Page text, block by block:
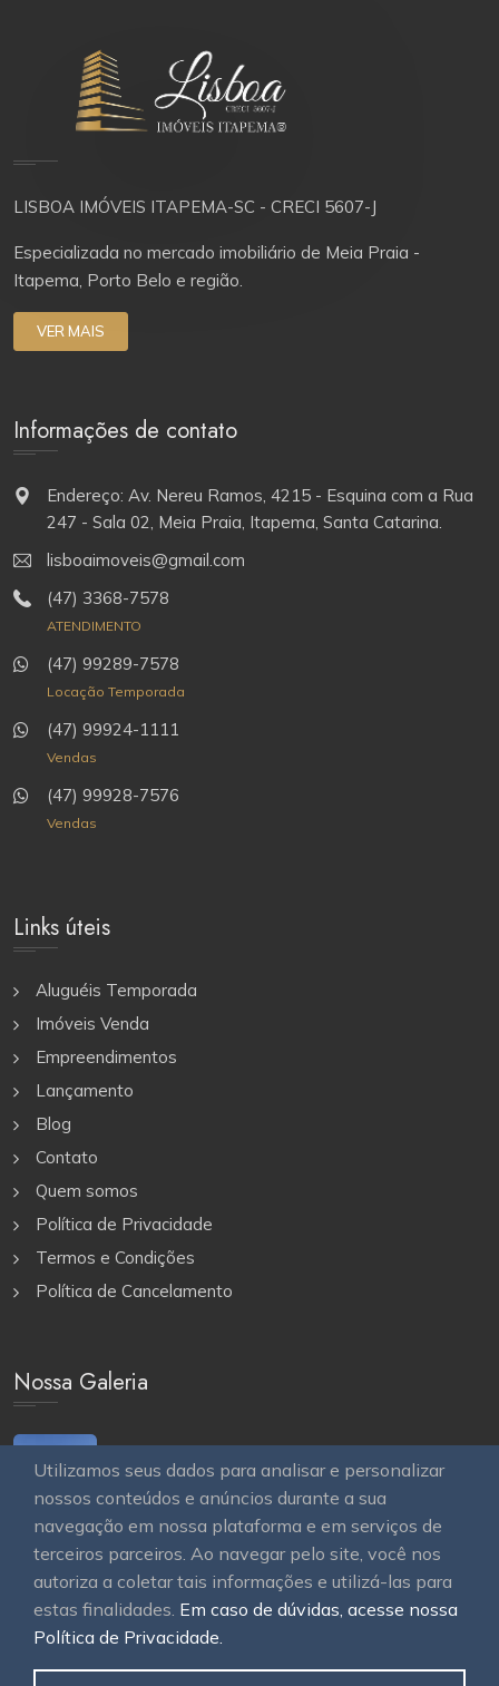
Utilizamos seus dados para analisar e personalizar
nossos conteúdos e anúncios durante a sua
navegação em nossa plataforma e em serviços de
terceiros parceiros. Ao navegar pelo site, você nos
autoriza a coletar tais informações e utilizá-las para
estas finalidades. Em caso de dúvidas, acesse nossa
Política de Privacidade.
LISBOA IMÓVEIS ITAPEMA-SC - CRECI 5607-J
Especializada no mercado imobiliário de Meia Praia -
Itapema, Porto Belo e região.
VER MAIS
Informações de contato
Endereço: Av. Nereu Ramos, 4215 - Esquina com a Rua
247 - Sala 02, Meia Praia, Itapema, Santa Catarina.
lisboaimoveis@gmail.com
(47) 3368-7578
ATENDIMENTO
(47) 99289-7578
Locação Temporada
(47) 99924-1111
Vendas
(47) 99928-7576
Vendas
Links úteis
Aluguéis Temporada
Imóveis Venda
Empreendimentos
Lançamento
Blog
Contato
Quem somos
Política de Privacidade
Termos e Condições
Política de Cancelamento
Nossa Galeria
OAWEB site e sistemas para imobiliárias
os direitos reservados.